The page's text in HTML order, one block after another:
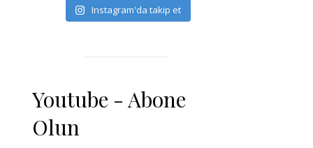
Instagram'da takip et
Youtube - Abone
Olun